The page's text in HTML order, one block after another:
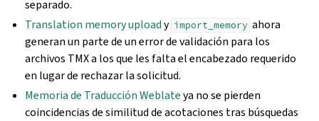
separado.
Translation memory uploady import_memory ahora
generan un parte de un error de validación para los
archivos TMX a los que les falta el encabezado requerido
en lugar de rechazar la solicitud.
Memoria de Traducción Weblateya no se pierden
coincidencias de similitud de acotaciones tras búsquedas